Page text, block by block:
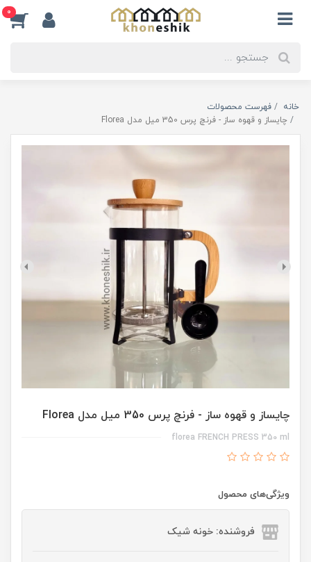
0
خانه
فهرست محصولات
چایساز و قهوه ساز - فرنچ پرس 350 میل مدل Florea
چایساز و قهوه ساز - فرنچ پرس 350 میل مدل Florea
florea FRENCH PRESS 350 ml
ویژگی‌های محصول
فروشنده: خونه شیک